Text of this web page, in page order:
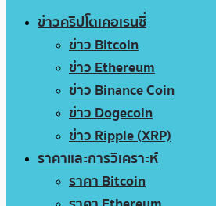
ข่าวคริปโตเคอเรนซี่
ข่าว Bitcoin
ข่าว Ethereum
ข่าว Binance Coin
ข่าว Dogecoin
ข่าว Ripple (XRP)
ราคาและการวิเคราะห์
ราคา Bitcoin